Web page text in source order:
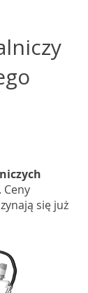
​ Ceny
się już